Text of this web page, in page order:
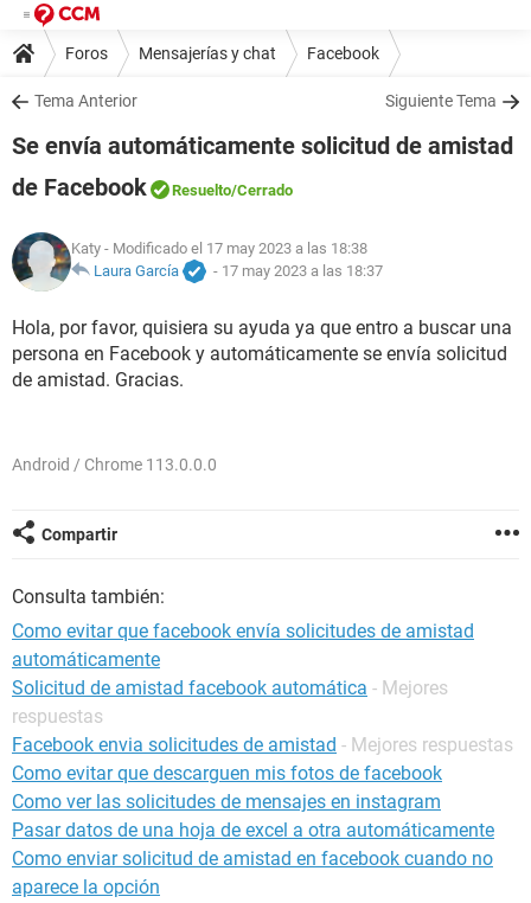
Foros Mensajerías y chat Facebook
Tema Anterior Siguiente Tema
Se envía automáticamente solicitud de amistad
de Facebook
Resuelto/Cerrado
Katy - Modificado el 17 may 2023 a las 18:38
Laura García
- 17 may 2023 a las 18:37
Hola, por favor, quisiera su ayuda ya que entro a buscar una
persona en Facebook y automáticamente se envía solicitud
de amistad. Gracias.
Android / Chrome 113.0.0.0
Compartir
Consulta también:
Como evitar que facebook envía solicitudes de amistad
automáticamente
Solicitud de amistad facebook automática - Mejores
respuestas
Facebook envia solicitudes de amistad - Mejores respuestas
Como evitar que descarguen mis fotos de facebook
Como ver las solicitudes de mensajes en instagram
Pasar datos de una hoja de excel a otra automáticamente
Como enviar solicitud de amistad en facebook cuando no
aparece la opción